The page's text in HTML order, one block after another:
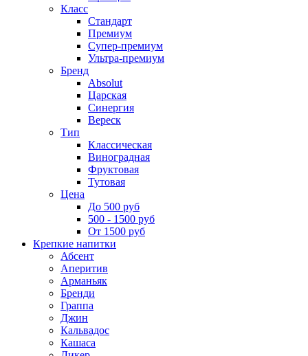
Класс
Стандарт
Премиум
Супер-премиум
Ультра-премиум
Бренд
Absolut
Царская
Синергия
Вереск
Тип
Классическая
Виноградная
Фруктовая
Тутовая
Цена
До 500 руб
500 - 1500 руб
От 1500 руб
Крепкие напитки
Абсент
Аперитив
Арманьяк
Бренди
Граппа
Джин
Кальвадос
Кашаса